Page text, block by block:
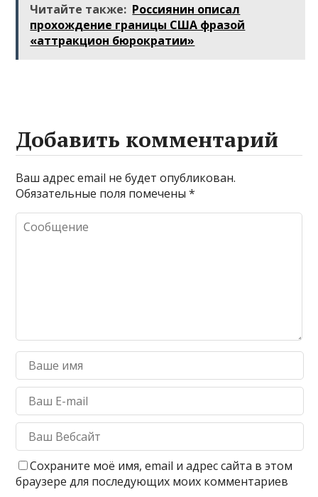
Читайте также: Россиянин описал
прохождение границы США фразой
«аттракцион бюрократии»
Добавить комментарий
Ваш адрес email не будет опубликован.
Обязательные поля помечены*
Сохраните моё имя, email и адрес сайта в этом
браузере для последующих моих комментариев